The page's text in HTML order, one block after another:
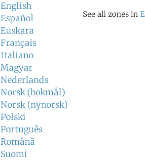
English
Español
Euskara
Français
Italiano
Magyar
Nederlands
Norsk (bokmål)
Norsk (nynorsk)
Polski
Português
Română
Suomi
See all zones in